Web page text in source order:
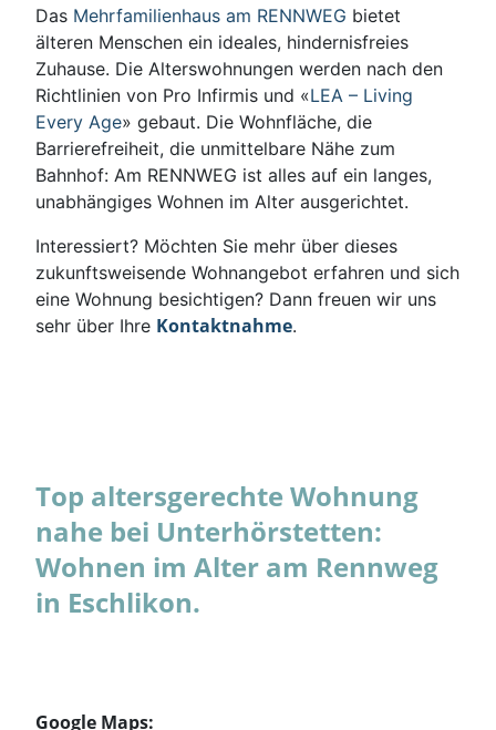
Das Mehrfamilienhaus am RENNWEG bietet
älteren Menschen ein ideales, hindernisfreies
Zuhause. Die Alterswohnungen werden nach den
Richtlinien von Pro Infirmis und «LEA – Living
Every Age» gebaut. Die Wohnfläche, die
Barrierefreiheit, die unmittelbare Nähe zum
Bahnhof: Am RENNWEG ist alles auf ein langes,
unabhängiges Wohnen im Alter ausgerichtet.
Interessiert? Möchten Sie mehr über dieses
zukunftsweisende Wohnangebot erfahren und sich
eine Wohnung besichtigen? Dann freuen wir uns
sehr über Ihre Kontaktnahme.
Top altersgerechte Wohnung
nahe bei Unterhörstetten:
Wohnen im Alter am Rennweg
in Eschlikon.
Google Maps: